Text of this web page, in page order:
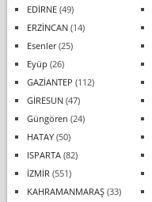
EDİRNE(49)
ERZİNCAN(14)
Esenler(25)
Eyüp (26)
GAZİANTEP (112)
GİRESUN(47)
Güngören (24)
HATAY(50)
ISPARTA(82)
İZMİR (551)
KAHRAMANMARAŞ(33)